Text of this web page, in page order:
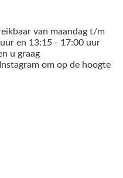
van maandag t/m
en 13:15 - 17:00 uur
u graag
om op de hoogte